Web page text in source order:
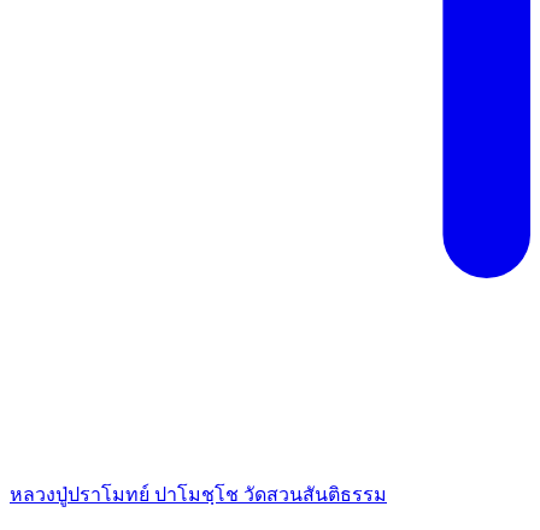
หลวงปู่ปราโมทย์ ปาโมชฺโช วัดสวนสันติธรรม